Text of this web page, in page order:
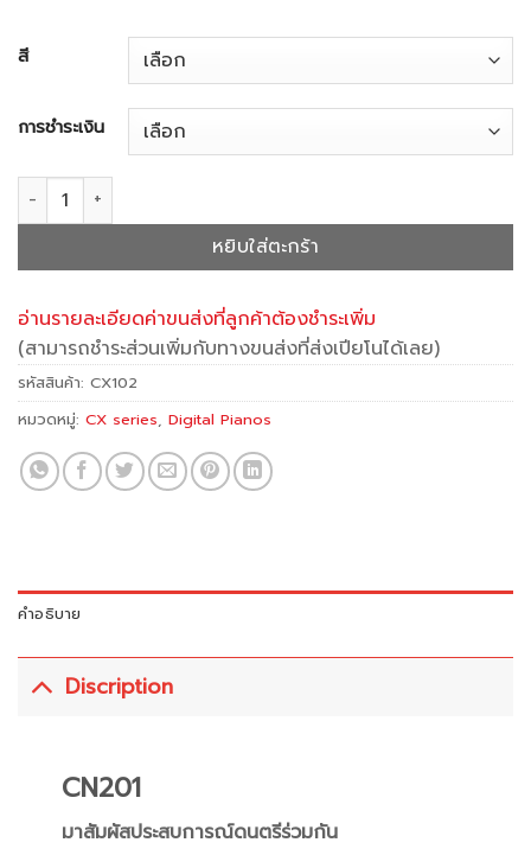
สี
การชำระเงิน
จำนวน CX102 ชิ้น
หยิบใส่ตะกร้า
อ่านรายละเอียดค่าขนส่งที่ลูกค้าต้องชำระเพิ่ม
(สามารถชำระส่วนเพิ่มกับทางขนส่งที่ส่งเปียโนได้เลย)
รหัสสินค้า: CX102
หมวดหมู่: CX series Digital Pianos
คำอธิบาย
Discription
CN201
มาสัมผัสประสบการณ์ดนตรีร่วมกัน